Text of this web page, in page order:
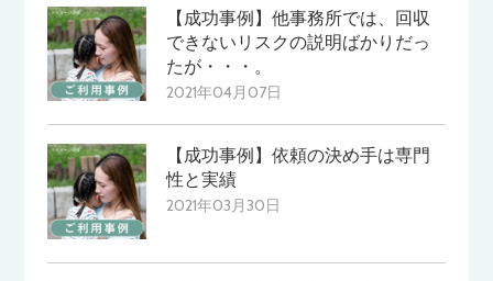
【成功事例】他事務所では、回収
できないリスクの説明ばかりだっ
たが・・・。
2021年04月07日
【成功事例】依頼の決め手は専門
性と実績
2021年03月30日